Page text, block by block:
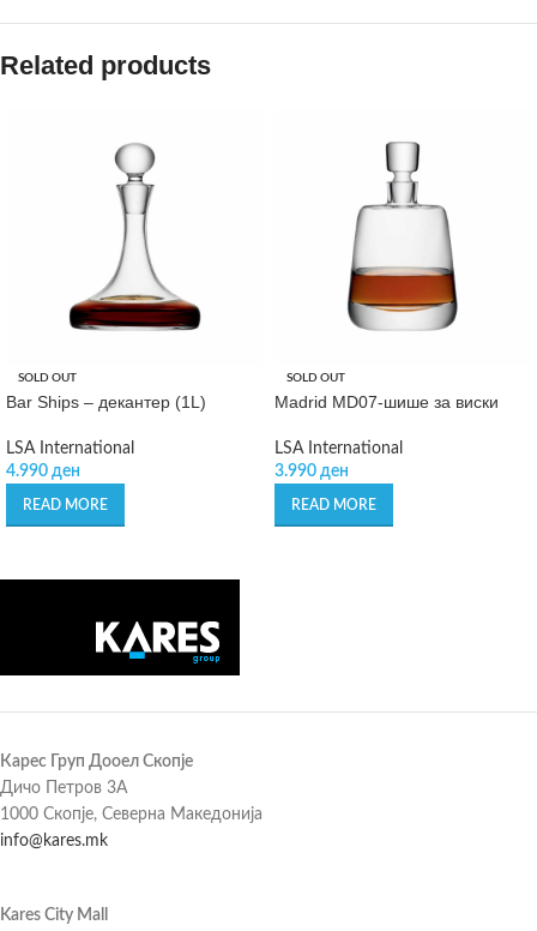
Related products
SOLD OUT
Bar Ships – декантер (1L)
LSA International
4.990 ден
READ MORE
SOLD OUT
Madrid MD07-шише за виски
LSA International
3.990 ден
READ MORE
Карес Груп Дооел Скопје
Дичо Петров 3А
1000 Скопје, Северна Македонија
info@kares.mk
Kares City Mall